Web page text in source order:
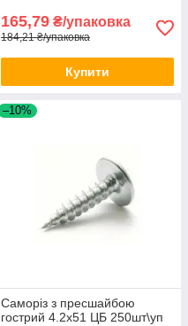
165,79 ₴/упаковка
184,21 ₴/упаковка
Купити
–10%
Саморіз з пресшайбою
гострий 4.2х51 ЦБ 250шт\уп